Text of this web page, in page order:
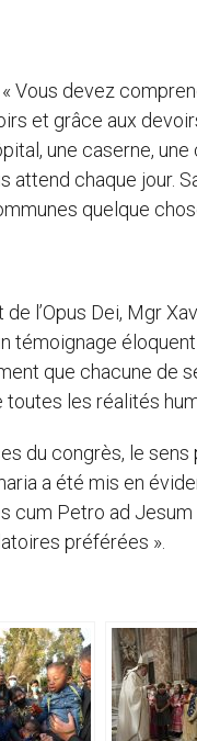
Vous devez
et grâce aux
une caserne,
attend chaque jour.
quelque
l’Opus Dei, Mgr
témoignage
que chacune de
toutes les réalités
du congrès, le
a été mis en
cum Petro ad
préférées ».